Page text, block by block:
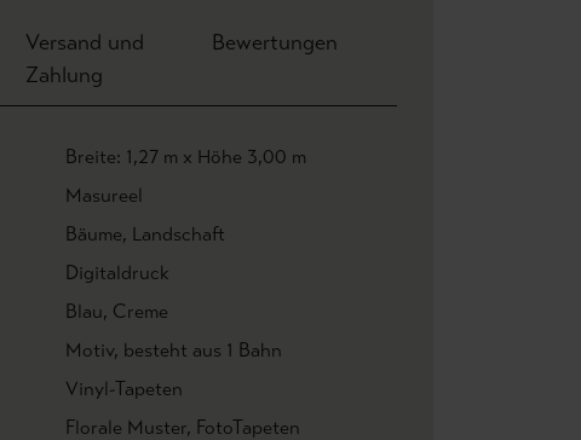
Versand und
Zahlung
Bewertungen
Breite: 1,27 m x Höhe 3,00 m
Masureel
Bäume, Landschaft
Digitaldruck
Blau, Creme
Motiv, besteht aus 1 Bahn
Vinyl-Tapeten
Florale Muster, FotoTapeten